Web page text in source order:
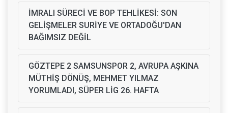
İMRALI SÜRECİ VE BOP TEHLİKESİ: SON
GELİŞMELER SURİYE VE ORTADOĞU'DAN
BAĞIMSIZ DEĞİL
GÖZTEPE 2 SAMSUNSPOR 2, AVRUPA AŞKINA
MÜTHİŞ DÖNÜŞ, MEHMET YILMAZ
YORUMLADI, SÜPER LİG 26. HAFTA